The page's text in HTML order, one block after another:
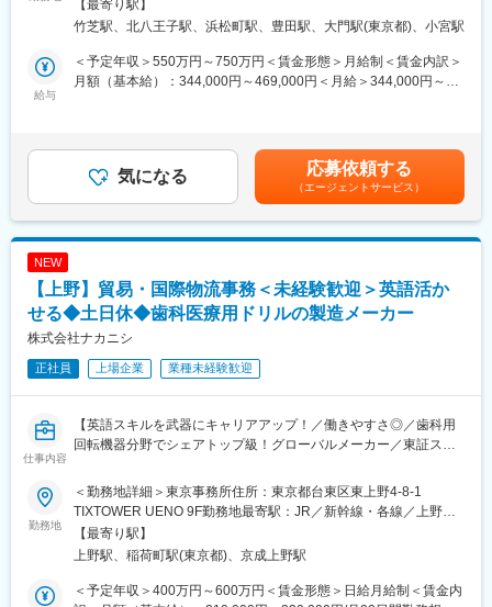
・検査会社、製薬会社などからのキャリア採用者も多く、ダイバ
ーシティな環境です。
・リアルワールドデータ研究の立案、実践スキル
・研究成果を論文及び学会で外部発表するスキル
・医療機関・研究機関との共同研究の企画・運営
・研究計画書、関連資料の作成
・KOL・共同研究先とのコミュニケーション
〇エビデンス創出・データ利活用
・エビデンス創出を通じた製品価値向上への貢献
〇メディカルアフェアーズ業務
・開発・マーケティング・営業・海外グループ会社との連携
・プロジェクト推進に必要な各種調整・進捗管理
■ご入社後の担当業務／期待する役割
・共同研究・臨床研究を主体的に推進すること
ことを期待しています
・これから発展が期待できるゲノム領域の遺伝子事業に貢献・関
与できます。
・海外の関係会社と連携して事業を進めており、グローバルな環
境での仕事ができます。
・バイオ技術者、IT・AI技術者、マーケティング、営業などさま
ざまなメンバーが一丸となって事業推進に取り組んでいます。検
JR中央線線／豊田駅受動喫煙対策：敷地内喫煙可能場所あり変更
【最寄り駅】
竹芝駅、北八王子駅、浜松町駅、豊田駅、大門駅(東京都)、小宮駅
給与
＜予定年収＞550万円～750万円＜賃金形態＞月給制＜賃金内訳＞
月額（基本給）：344,000円～469,000円＜月給＞344,000円～
気になる 応募依頼する
（エージェントサービス）
NEW
【上野】貿易・国際物流事務＜未経験歓迎＞英語活か
せる◆土日休◆歯科医療用ドリルの製造メーカー
株式会社ナカニシ
正社員 上場企業 業種未経験歓迎
仕事内容
【英語スキルを武器にキャリアアップ！／働きやすさ◎／歯科用
回転機器分野でシェアトップ級！グローバルメーカー／東証スタ
◆業務内容
・受注・出荷データの入力
・工場との納期調整および出荷手配
・輸出関連書類の作成（L/Cチェック、Invoice、Packing List 等）
・L/C買取書類の作成
・英文コレポン（顧客・代理店とのメール対応）
勤務地
＜勤務地詳細＞東京事務所住所：東京都台東区東上野4-8-1
TIXTOWER UENO 9F勤務地最寄駅：JR／新幹線・各線／上野駅
受動喫煙対策：屋内全面禁煙変更の範囲：会社の定める事業所
【最寄り駅】
上野駅、稲荷町駅(東京都)、京成上野駅
＜予定年収＞400万円～600万円＜賃金形態＞日給月給制＜賃金内